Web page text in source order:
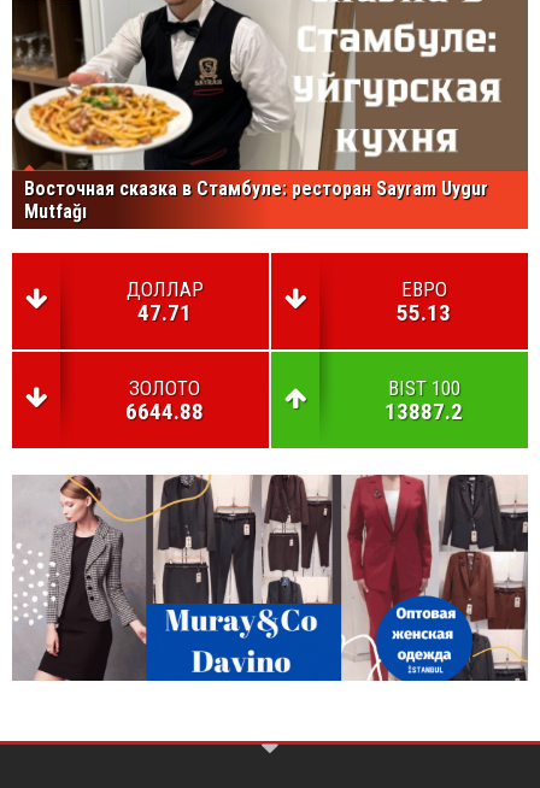
Восточная сказка в Стамбуле: ресторан Sayram Uygur
Mutfağı
ДОЛЛАР
47.71
ЕВРО
55.13
ЗОЛОТО
6644.88
BIST 100
13887.2